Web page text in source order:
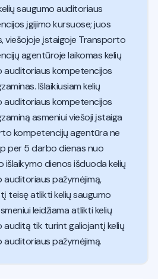
saugumo auditoriaus
įgijimo kursuose; juos
viešojoje įstaigoje Transporto
agentūroje laikomas kelių
auditoriaus kompetencijos
Išlaikiusiam kelių
auditoriaus kompetencijos
asmeniui viešoji įstaiga
kompetencijų agentūra ne
per 5 darbo dienas nuo
išlaikymo dienos išduoda kelių
auditoriaus pažymėjimą,
teisę atlikti kelių saugumo
leidžiama atlikti kelių
auditą tik turint galiojantį kelių
auditoriaus pažymėjimą.